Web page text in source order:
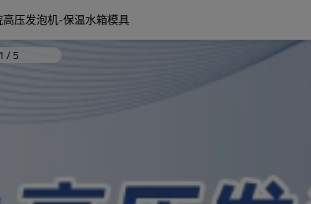
压发泡机-保温水箱模具
1 / 5